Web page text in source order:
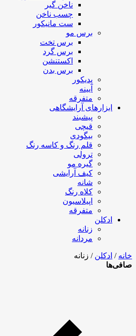
ناخن گیر
چسب ناخن
ست مانیکور
برس مو
برس تخت
برس گرد
اکستنشن
برس بدن
پدیکور
آیینه
متفرقه
ابزارهای آرایشگاهی
پیشبند
قیچی
بیگودی
قلم رنگ و کاسه رنگ
ترولی
گیره مو
کیف آرایشی
شانه
کلاه رنگ
اپیلاسیون
متفرقه
ادکلن
زنانه
مردانه
خانه / ادکلن / زنانه
صافی‌ها